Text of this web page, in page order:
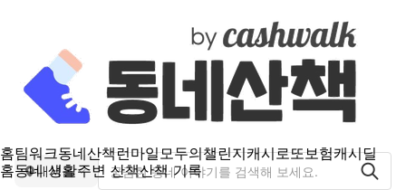
홈팀워크동네산책런마일모두의챌린지캐시로또보험캐시딜
홈동네 생활주변 산책산책 기록
내서읍